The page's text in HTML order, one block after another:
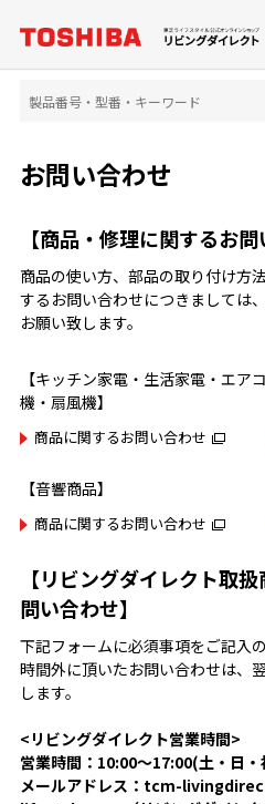
お問い合わせ
【商品・修理に関するお問
商品の使い方、部品の取り付け方
するお問い合わせにつきましては
お願い致します。
【キッチン家電・生活家電・エア
機・扇風機】
商品に関するお問い合わせ
【音響商品】
商品に関するお問い合わせ
【リビングダイレクト取
問い合わせ】
下記フォームに必須事項をご記入
時間外に頂いたお問い合わせは、
します。
<リビングダイレクト営業時間>
営業時間：10:00～17:00(土・日
メールアドレス：tcm-